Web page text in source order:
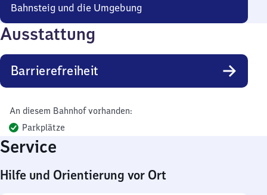
Bahnsteig und die Umgebung
Ausstattung
Barrierefreiheit
An diesem Bahnhof vorhanden:
Parkplätze
Service
Hilfe und Orientierung vor Ort